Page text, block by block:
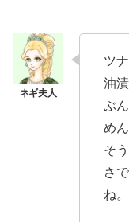
ツ
油
ぶ
め
そ
さ
ね。